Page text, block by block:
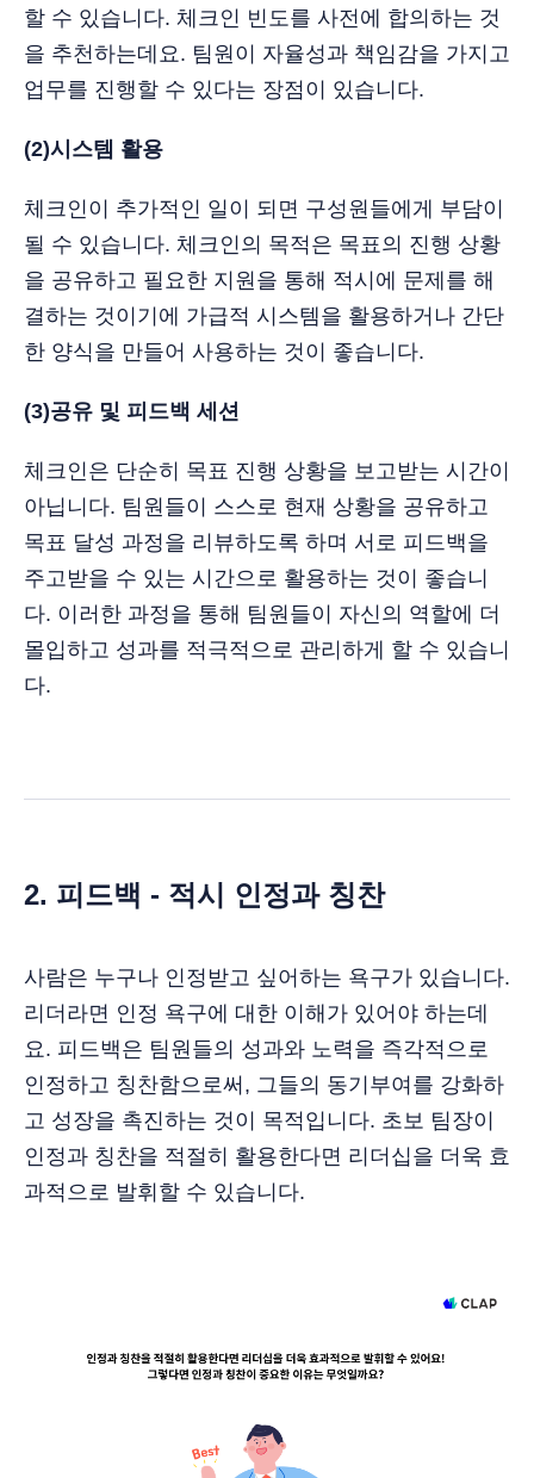
할 수 있습니다. 체크인 빈도를 사전에 합의하는 것
을 추천하는데요. 팀원이 자율성과 책임감을 가지고
업무를 진행할 수 있다는 장점이 있습니다.
(2)시스템 활용
체크인이 추가적인 일이 되면 구성원들에게 부담이
될 수 있습니다. 체크인의 목적은 목표의 진행 상황
을 공유하고 필요한 지원을 통해 적시에 문제를 해
결하는 것이기에 가급적 시스템을 활용하거나 간단
한 양식을 만들어 사용하는 것이 좋습니다.
(3)공유 및 피드백 세션
체크인은 단순히 목표 진행 상황을 보고받는 시간이
아닙니다. 팀원들이 스스로 현재 상황을 공유하고
목표 달성 과정을 리뷰하도록 하며 서로 피드백을
주고받을 수 있는 시간으로 활용하는 것이 좋습니
다. 이러한 과정을 통해 팀원들이 자신의 역할에 더
몰입하고 성과를 적극적으로 관리하게 할 수 있습니
다.
2. 피드백 - 적시 인정과 칭찬
사람은 누구나 인정받고 싶어하는 욕구가 있습니다.
리더라면 인정 욕구에 대한 이해가 있어야 하는데
요. 피드백은 팀원들의 성과와 노력을 즉각적으로
인정하고 칭찬함으로써, 그들의 동기부여를 강화하
고 성장을 촉진하는 것이 목적입니다. 초보 팀장이
인정과 칭찬을 적절히 활용한다면 리더십을 더욱 효
과적으로 발휘할 수 있습니다.